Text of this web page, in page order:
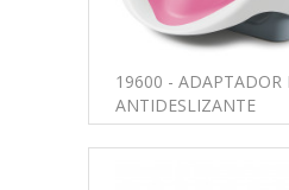
19600 - ADAPTADOR
ANTIDESLIZANTE